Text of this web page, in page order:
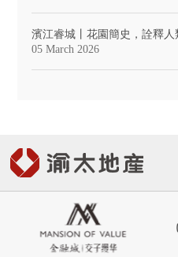
濱江睿城丨花園簡史，詮釋
05 March 2026